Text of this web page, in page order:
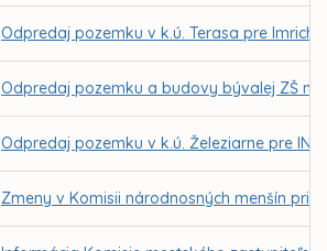
Odpredaj pozemku v k.ú. Terasa pre
Odpredaj pozemku a budovy bývalej ZŠ na
Odpredaj pozemku v k.ú. Železiarne pre
Zmeny v Komisii národnosných menšín pri